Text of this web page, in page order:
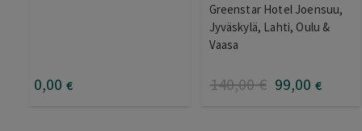
0,00 €
tuotteesta:
4.00/ 5
Greenstar Hotel Joensuu,
Jyväskylä, Lahti, Oulu &
Vaasa
140,00€ 99,00 €